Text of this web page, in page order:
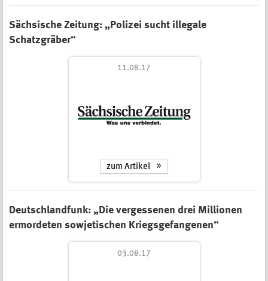
Sächsische Zeitung: „Polizei sucht illegale
Schatzgräber“
11.08.17
zum Artikel
Deutschlandfunk: „Die vergessenen drei Millionen
ermordeten sowjetischen Kriegsgefangenen“
03.08.17